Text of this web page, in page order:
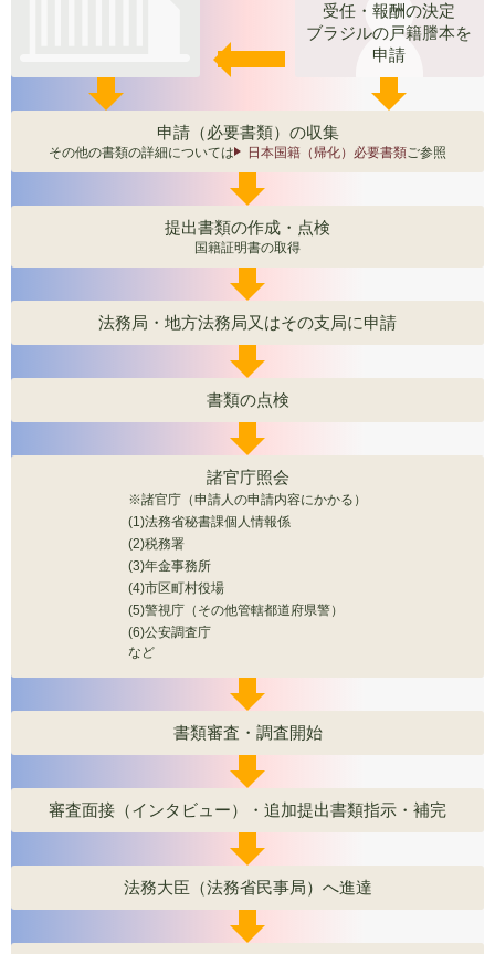
受任・報酬の決定
ブラジルの戸籍謄本を
申請
申請（必要書類）の収集
その他の書類の詳細については 日本国籍（帰化）必要書類ご参照
提出書類の作成・点検
国籍証明書の取得
法務局・地方法務局又はその支局に申請
書類の点検
諸官庁照会
※諸官庁（申請人の申請内容にかかる）
(1)法務省秘書課個人情報係
(2)税務署
(3)年金事務所
(4)市区町村役場
(5)警視庁（その他管轄都道府県警）
(6)公安調査庁
など
書類審査・調査開始
審査面接（インタビュー）・追加提出書類指示・補完
法務大臣（法務省民事局）へ進達